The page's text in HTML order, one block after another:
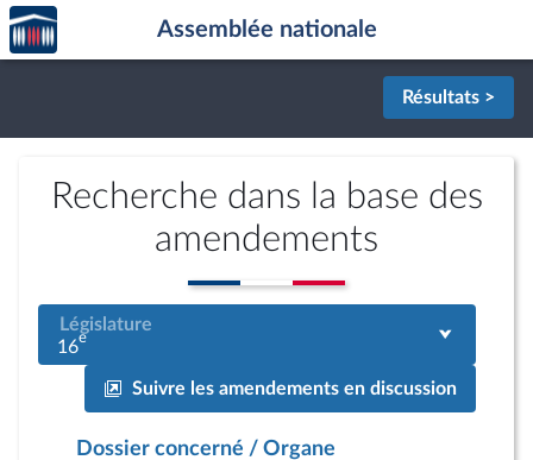
Aller au contenu
Aller en bas de la page
Accèder
à la
page
Assemblée nationale
Résultats >
Recherche dans la base des
amendements
Législature
16e
Suivre les amendements en discussion
Dossier concerné / Organe